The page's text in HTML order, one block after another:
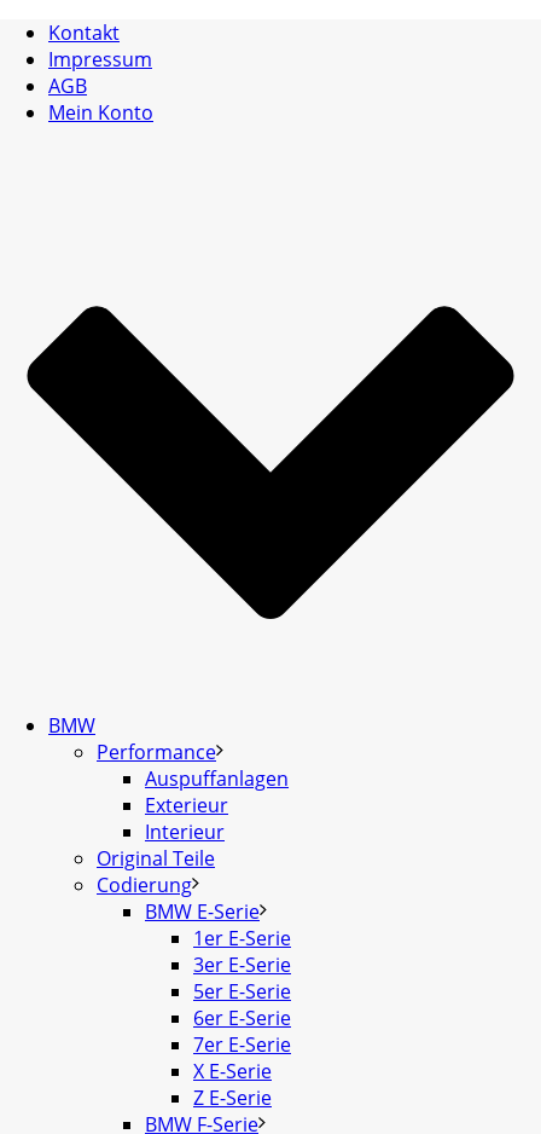
Kontakt
Impressum
AGB
Mein Konto
BMW
Performance
Auspuffanlagen
Exterieur
Interieur
Original Teile
Codierung
BMW E-Serie
1er E-Serie
3er E-Serie
5er E-Serie
6er E-Serie
7er E-Serie
X E-Serie
Z E-Serie
BMW F-Serie